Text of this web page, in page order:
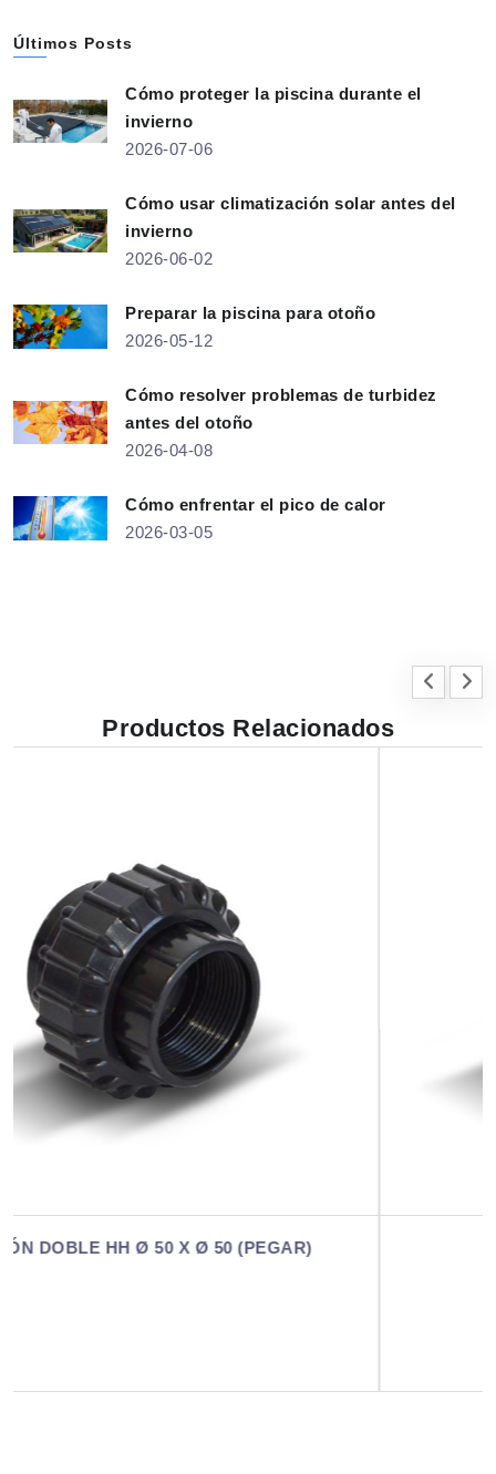
Últimos Posts
Cómo proteger la piscina durante el
invierno
2026-07-06
Cómo usar climatización solar antes del
invierno
2026-06-02
Preparar la piscina para otoño
2026-05-12
Cómo resolver problemas de turbidez
antes del otoño
2026-04-08
Cómo enfrentar el pico de calor
2026-03-05
Productos Relacionados
UNIÓN DOBLE HH Ø 63 X 2